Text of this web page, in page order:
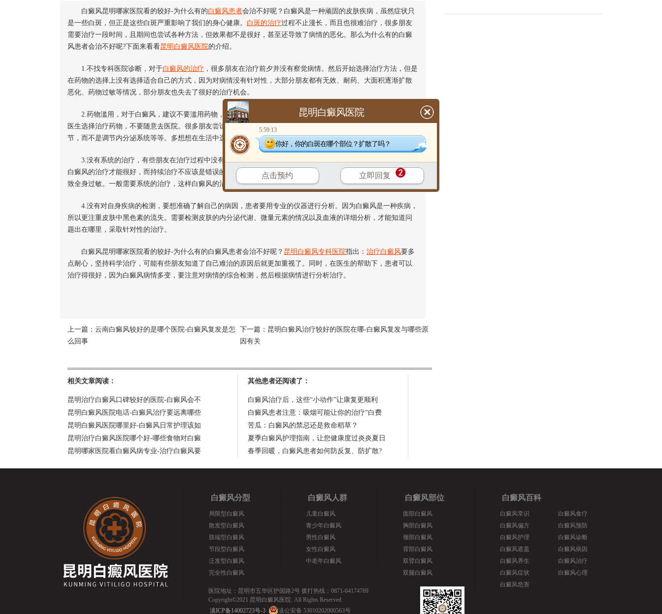
白癜风昆明哪家医院看的较好-为什么有的白癜风患者会治不好呢？白癜风是一种顽固的皮肤疾病，虽然症状只
是一些白斑，但正是这些白斑严重影响了我们的身心健康。 白斑的治疗过程不止漫长，而且也很难治疗，很多朋友
需要治疗一段时间，且期间也尝试各种方法，但效果都不是很好，甚至还导致了病情的恶化。那么为什么有的白癜
风患者会治不好呢?下面来看看昆明白癜风医院的介绍。
1.不找专科医院诊断，对于白癜风的治疗 ，很多朋友在治疗前夕并没有察觉病情。然后开始选择治疗方法，但是
在药物的选择上没有选择适合自己的方式，因为对病情没有针对性，大部分朋友都有无效、耐药、大面积逐渐扩散
恶化、药物过敏等情况，部分朋友也失去了很好的治疗机会。
2.药物滥用，对于白癜风，建议不要滥用药物，因为许多药物有刺激作用。为避免药物的刺激，建议多注意配合
医生选择治疗药物，不要随意去医院。很多朋友尝试心理治疗，导致治疗延迟。白癜风的朋友更注重精神状态的调
节，而不是调节内分泌系统等等。多想想在生活中选择正确的治疗方法。
3.没有系统的治疗，有些朋友在治疗过程中没有注意系统治疗。系统的治疗更应该注重从发现到巩固治疗，这样
白癜风的治疗才能很好，而持续治疗不应该是错误的治疗。比如有些朋友想植皮好治疗，但术后没有系统调整，导
致全身过敏。一般需要系统的治疗，这样白癜风的治疗会很好。
4.没有对自身疾病的检测，要想准确了解自己的病因，患者要用专业的仪器进行分析。因为白癜风是一种疾病，
所以更注重皮肤中黑色素的流失。需要检测皮肤的内分泌代谢、微量元素的情况以及血液的详细分析，才能知道问
题出在哪里，采取针对性的治疗。
白癜风昆明哪家医院看的较好-为什么有的白癜风患者会治不好呢？ 昆明白癜风专科医院指出： 治疗白癜风要多
点耐心，坚持科学治疗，可能有些朋友知道了自己难治的原因后就更加重视了。同时，在医生的帮助下，患者可以
治疗得很好，因为白癜风病情多变，要注意对病情的综合检测，然后根据病情进行分析治疗。
上一篇： 云南白癜风较好的是哪个医院-白癜风复发是怎
么回事
下一篇： 昆明白癜风治疗较好的医院在哪-白癜风复发与哪些原
因有关
相关文章阅读：
昆明治疗白癜风口碑较好的医院-白癜风会不
昆明白癜风医院电话-白癜风治疗要远离哪些
昆明白癜风医院哪里好-白癜风日常护理该如
昆明治疗白癜风医院哪个好-哪些食物对白癜
昆明哪家医院看白癜风病专业-治疗白癜风要
其他患者还阅读了：
白癜风治疗后，这些“小动作”让康复更顺利
白癜风患者注意：吸烟可能让你的治疗“白费
苦瓜：白癜风的禁忌还是救命稻草？
夏季白癜风护理指南，让您健康度过炎炎夏日
春季回暖，白癜风患者如何防反复、防扩散?
白癜风分型
局限型白癜风
散发型白癜风
肢端型白癜风
节段型白癜风
泛发型白癜风
完全性白癜风
白癜风人群
儿童白癜风
青少年白癜风
男性白癜风
女性白癜风
中老年白癜风
白癜风部位
面部白癜风
胸部白癜风
颈部白癜风
背部白癜风
双臂白癜风
双腿白癜风
白癜风百科
白癜风常识
白癜风偏方
白癜风护理
白癜风遮盖
白癜风养生
白癜风症状
白癜风危害
白癜风食疗
白癜风预防
白癜风诊断
白癜风病因
白癜风治疗
白癜风心理
医院地址：昆明市五华区护国路2号 拨打热线：0871-64174769
Copyright©2021 昆明白癜风医院. All Rights Reserved
滇ICP备14002723号-3
滇公安备 53010202000563号
昆明白癜风医院
5:59:13
你好，你的白斑在哪个部位？扩散了吗？
点击预约 立即回复